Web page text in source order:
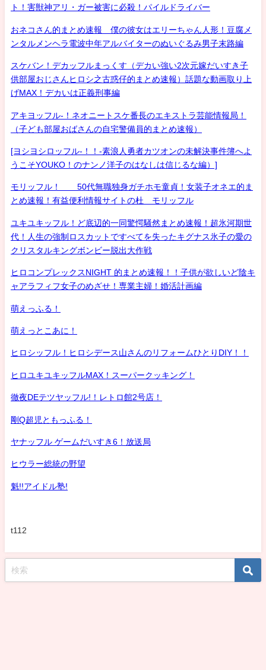
ト！害獣神アリ・ガー被害に必殺！パイルドライバー
おネコさん的まとめ速報 僕の彼女はエリーちゃん人形！豆腐メ
ンタルメンヘラ電波中年アルバイターのぬいぐるみ男子末路編
スケバン！デカッフルまっくす（デカい強い2次元嫁だいすき子
供部屋おじさんヒロシ之古惑仔的まとめ速報）話題な動画取り上
げMAX！デカいは正義刑事編
アキヨッフル-！ネオニートスケ番長のエキストラ芸能情報局！
（子ども部屋おばさんの自宅警備員的まとめ速報）
[ヨシヨシロッフル-！！-素浪人勇者カツオンの未解決事件簿へよ
うこそYOUKO！のナンノ洋子のはなしは信じるな編）]
モリッフル！ 50代無職独身ガチホモ童貞！女装子オネエ的ま
とめ速報！有益便利情報サイトの杜 モリッフル
ユキユキッフル！ど底辺的一同驚愕騒然まとめ速報！超氷河期世
代！人生の強制ロスカットですべてを失ったキグナス氷子の愛の
クリスタルキングボンビー脱出大作戦
ヒロコンプレックスNIGHT 的まとめ速報！！子供が欲しいど陰キ
ャアラフィフ女子のめざせ！専業主婦！婚活計画編
萌えっふる！
萌えっとこあに！
ヒロシッフル！ヒロシデース山さんのリフォームひとりDIY！！
ヒロユキユキッフルMAX！スーパークッキング！
徹夜DEテツヤッフル!！レトロ館2号店！
剛Q超児ともっふる！
ヤナッフル ゲームだいすき6！放送局
ヒウラー総統の野望
魁!!アイドル塾!
t112